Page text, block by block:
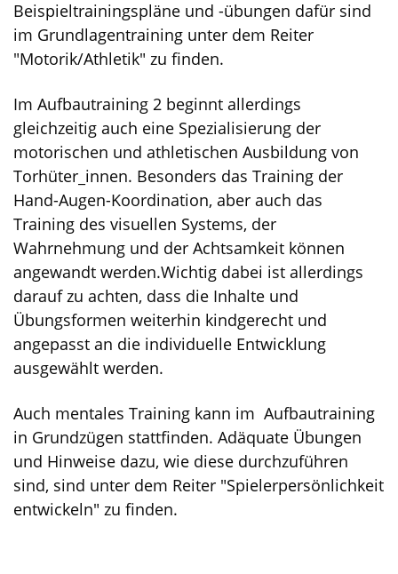
Beispieltrainingspläne und -übungen dafür sind
im Grundlagentraining unter dem Reiter
"Motorik/Athletik" zu finden.
Im Aufbautraining 2 beginnt allerdings
gleichzeitig auch eine Spezialisierung der
motorischen und athletischen Ausbildung von
Torhüter_innen. Besonders das Training der
Hand-Augen-Koordination, aber auch das
Training des visuellen Systems, der
Wahrnehmung und der Achtsamkeit können
angewandt werden.Wichtig dabei ist allerdings
darauf zu achten, dass die Inhalte und
Übungsformen weiterhin kindgerecht und
angepasst an die individuelle Entwicklung
ausgewählt werden.
Auch mentales Training kann im Aufbautraining
in Grundzügen stattfinden. Adäquate Übungen
und Hinweise dazu, wie diese durchzuführen
sind, sind unter dem Reiter "Spielerpersönlichkeit
entwickeln" zu finden.